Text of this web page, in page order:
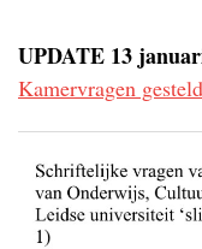
UPDATE 13
Kamervragen gesteld